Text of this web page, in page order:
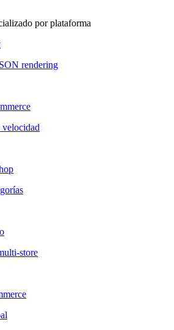
por plataforma
rendering
velocidad
store